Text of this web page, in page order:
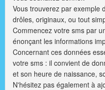
Vous trouverez par exemple
drôles, originaux, ou tout
Commencez votre sms par
énonçant les informations
Concernant ces données
votre sms : il convient de
et son heure de naissance,
N'hésitez pas également à